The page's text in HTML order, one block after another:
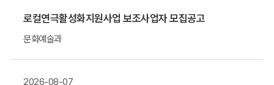
로컬연극활성화지원사업 보조사업자 모집공고
문화예술과
2026-08-07